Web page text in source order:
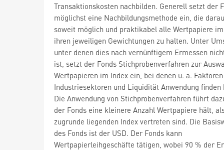
Transaktionskosten nachbilden. Generell setzt der
möglichst eine Nachbildungsmethode ein, die
soweit möglich und praktikabel alle Wertpapiere
ihren jeweiligen Gewichtungen zu halten. Unter
unter denen dies nach vernünftigem Ermessen
ist, setzt der Fonds Stichprobenverfahren zur
Wertpapieren im Index ein, bei denen u. a.
Industriesektoren und Liquidität Anwendung finden
Die Anwendung von Stichprobenverfahren führt
der Fonds eine kleinere Anzahl Wertpapiere hält,
zugrunde liegenden Index vertreten sind. Die
des Fonds ist der USD. Der Fonds kann
Wertpapierleihgeschäfte tätigen, wobei 90 % der